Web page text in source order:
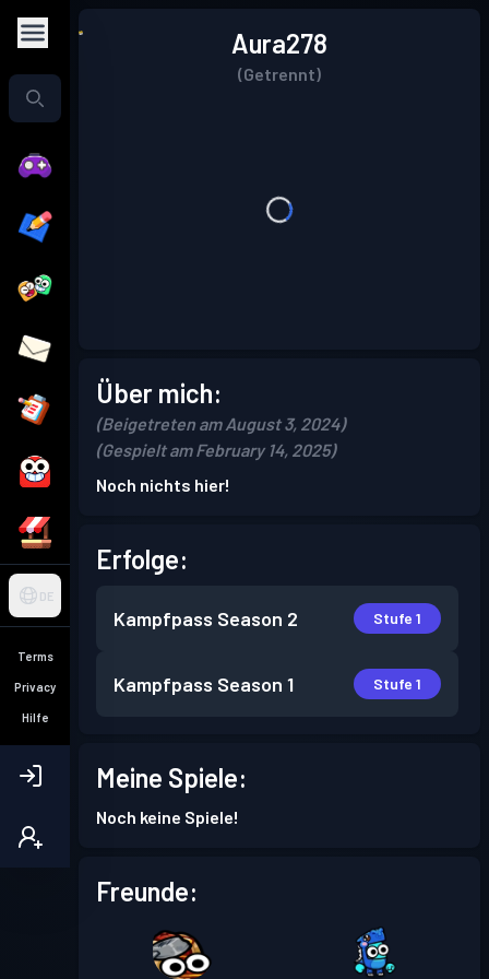
DE
Terms
Privacy
Hilfe
Aura278
(Getrennt)
Über mich:
(Beigetreten am August 3, 2024)
(Gespielt am February 14, 2025)
Noch nichts hier!
Erfolge:
Kampfpass Season 2 Stufe 1
Kampfpass Season 1 Stufe 1
Meine Spiele:
Noch keine Spiele!
Freunde: